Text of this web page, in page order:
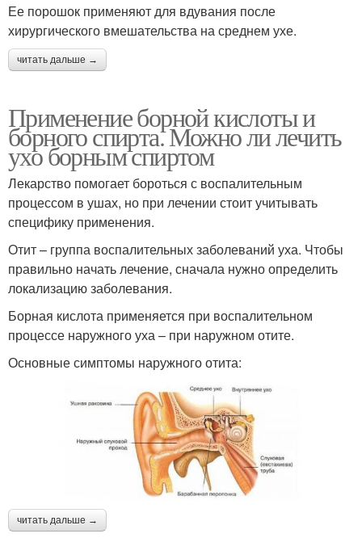
Ее порошок применяют для вдувания после
хирургического вмешательства на среднем ухе.
читать дальше →
Применение борной кислоты и
борного спирта. Можно ли лечить
ухо борным спиртом
Лекарство помогает бороться с воспалительным
процессом в ушах, но при лечении стоит учитывать
специфику применения.
Отит – группа воспалительных заболеваний уха. Чтобы
правильно начать лечение, сначала нужно определить
локализацию заболевания.
Борная кислота применяется при воспалительном
процессе наружного уха – при наружном отите.
Основные симптомы наружного отита:
читать дальше →